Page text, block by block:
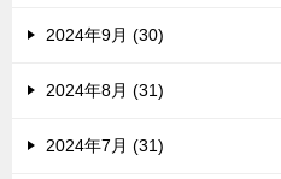
2024年9月 (30)
2024年8月 (31)
2024年7月 (31)